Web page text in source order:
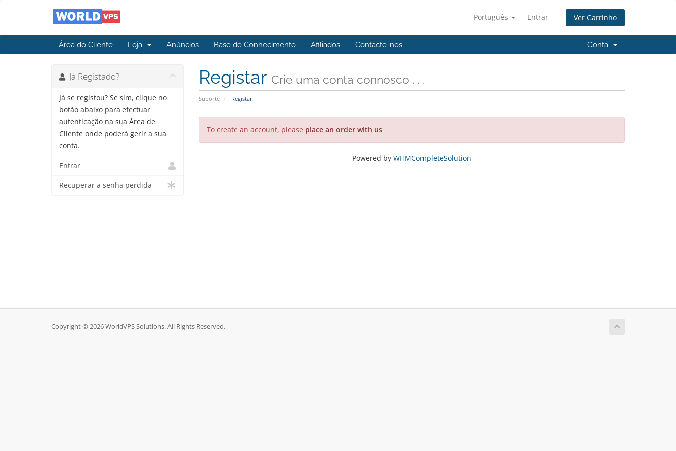
Português Entrar Ver Carrinho
Área do Cliente Loja Anúncios Base de Conhecimento Afiliados Contacte-nos Conta
Registar Crie uma conta connosco . . .
Suporte Registar
Já Registado?
Já se registou? Se sim, clique no
botão abaixo para efectuar
autenticação na sua Área de
Cliente onde poderá gerir a sua
conta.
Entrar
Recuperar a senha perdida
To create an account, please place an order with us
Powered by WHMCompleteSolution
Copyright © 2026 WorldVPS Solutions. All Rights Reserved.